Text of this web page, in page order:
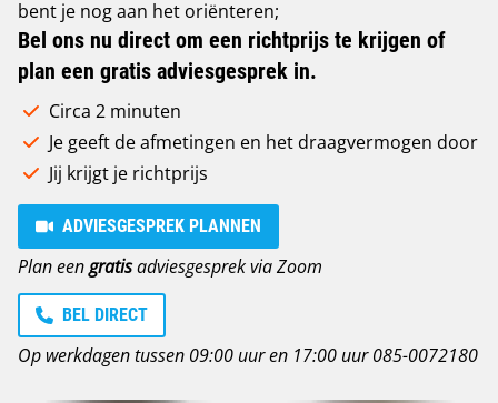
bent je nog aan het oriënteren;
Bel ons nu direct om een richtprijs te krijgen of
plan een gratis adviesgesprek in.
Circa 2 minuten
Je geeft de afmetingen en het draagvermogen door
Jij krijgt je richtprijs
ADVIESGESPREK PLANNEN
Plan eengratisadviesgesprek via Zoom
BEL DIRECT
Op werkdagen tussen 09:00 uur en 17:00 uur085-0072180